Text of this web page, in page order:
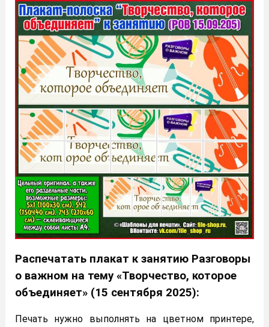
Распечатать плакат к занятию Разговоры
о важном на тему «Творчество, которое
объединяет» (15 сентября 2025):
Печать нужно выполнять на цветном принтере,